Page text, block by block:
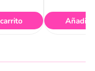
Añadir